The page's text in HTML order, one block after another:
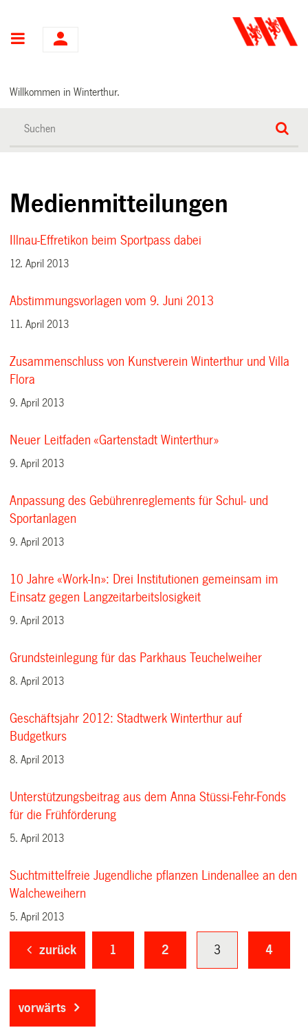
Hauptnavigation
Willkommen in Winterthur.
Medienmitteilungen
Illnau-Effretikon beim Sportpass dabei
12. April 2013
Abstimmungsvorlagen vom 9. Juni 2013
11. April 2013
Zusammenschluss von Kunstverein Winterthur und Villa
Flora
9. April 2013
Neuer Leitfaden «Gartenstadt Winterthur»
9. April 2013
Anpassung des Gebührenreglements für Schul- und
Sportanlagen
9. April 2013
10 Jahre «Work-In»: Drei Institutionen gemeinsam im
Einsatz gegen Langzeitarbeitslosigkeit
9. April 2013
Grundsteinlegung für das Parkhaus Teuchelweiher
8. April 2013
Geschäftsjahr 2012: Stadtwerk Winterthur auf
Budgetkurs
8. April 2013
Unterstützungsbeitrag aus dem Anna Stüssi-Fehr-Fonds
für die Frühförderung
5. April 2013
Suchtmittelfreie Jugendliche pflanzen Lindenallee an den
Walcheweihern
5. April 2013
zurück 1 2 3 4
vorwärts